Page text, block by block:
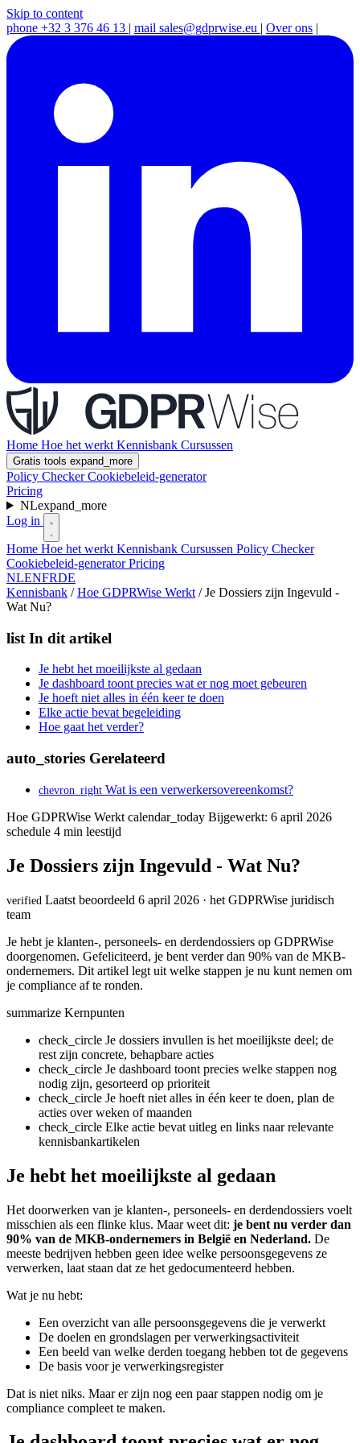
Skip to content
phone +32 3 376 46 13 | mail sales@gdprwise.eu | Over ons |
Home Hoe het werkt Kennisbank Cursussen
Gratis tools expand_more
Policy CheckerCookiebeleid-generator
Pricing
NLexpand_more
Log in
Home Hoe het werkt Kennisbank Cursussen Policy Checker
Cookiebeleid-generatorPricing
NLENFRDE
Kennisbank / Hoe GDPRWise Werkt / Je Dossiers zijn Ingevuld -
Wat Nu?
list In dit artikel
Je hebt het moeilijkste al gedaan
Je dashboard toont precies wat er nog moet gebeuren
Je hoeft niet alles in één keer te doen
Elke actie bevat begeleiding
Hoe gaat het verder?
auto_stories Gerelateerd
chevron_right Wat is een verwerkersovereenkomst?
Hoe GDPRWise Werkt calendar_today Bijgewerkt: 6 april 2026
schedule 4 min leestijd
Je Dossiers zijn Ingevuld - Wat Nu?
verified Laatst beoordeeld 6 april 2026 · het GDPRWise juridisch
team
Je hebt je klanten-, personeels- en derdendossiers op GDPRWise
doorgenomen. Gefeliciteerd, je bent verder dan 90% van de MKB-
ondernemers. Dit artikel legt uit welke stappen je nu kunt nemen om
je compliance af te ronden.
summarize Kernpunten
check_circle Je dossiers invullen is het moeilijkste deel; de
rest zijn concrete, behapbare acties
check_circle Je dashboard toont precies welke stappen nog
nodig zijn, gesorteerd op prioriteit
check_circle Je hoeft niet alles in één keer te doen, plan de
acties over weken of maanden
check_circle Elke actie bevat uitleg en links naar relevante
kennisbankartikelen
Je hebt het moeilijkste al gedaan
Het doorwerken van je klanten-, personeels- en derdendossiers voelt
misschien als een flinke klus. Maar weet dit: je bent nu verder dan
90% van de MKB-ondernemers in België en Nederland. De
meeste bedrijven hebben geen idee welke persoonsgegevens ze
verwerken, laat staan dat ze het gedocumenteerd hebben.
Wat je nu hebt:
Een overzicht van alle persoonsgegevens die je verwerkt
De doelen en grondslagen per verwerkingsactiviteit
Een beeld van welke derden toegang hebben tot de gegevens
De basis voor je verwerkingsregister
Dat is niet niks. Maar er zijn nog een paar stappen nodig om je
compliance compleet te maken.